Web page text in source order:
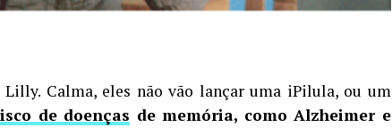
Calma, eles não vão lançar uma iPilula, ou um
de doenças de memória, como Alzheimer e